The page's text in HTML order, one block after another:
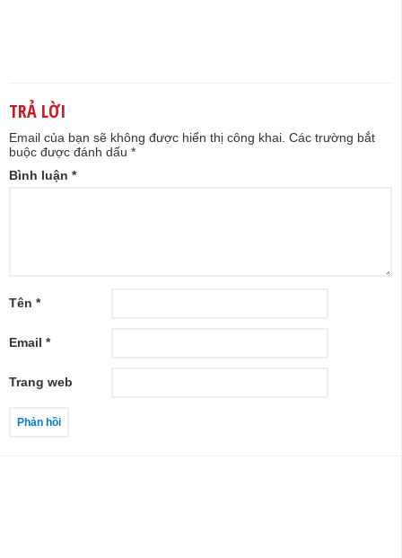
TRẢ LỜI
Email của bạn sẽ không được hiển thị công khai. Các trường bắt
buộc được đánh dấu *
Bình luận *
Tên *
Email *
Trang web